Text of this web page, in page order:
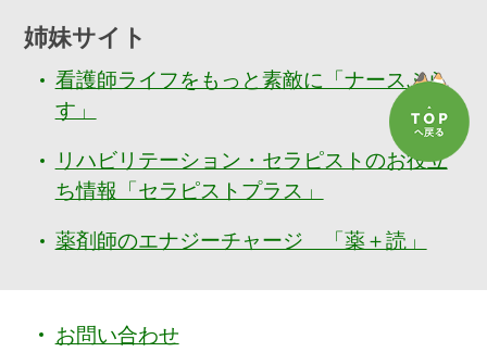
姉妹サイト
看護師ライフをもっと素敵に「ナースぷら
す」
リハビリテーション・セラピストのお役立
ち情報「セラピストプラス」
薬剤師のエナジーチャージ 「薬＋読」
お問い合わせ